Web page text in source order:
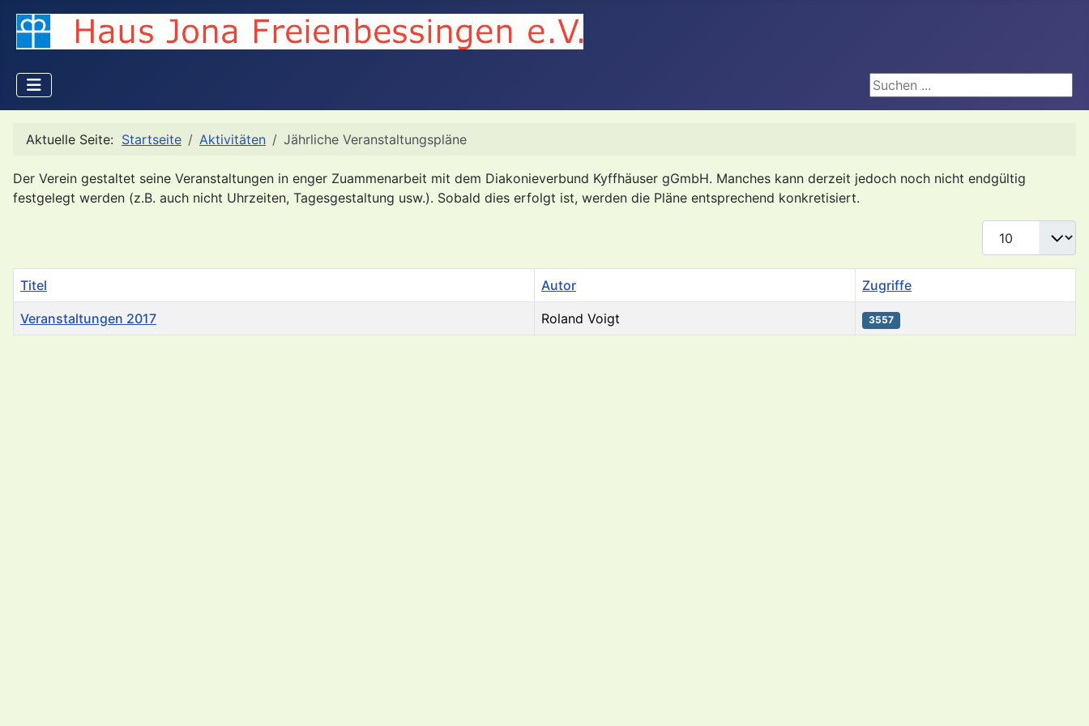
Suchen ...
Aktuelle Seite: Startseite Aktivitäten Jährliche Veranstaltungspläne
Der Verein gestaltet seine Veranstaltungen in enger Zuammenarbeit mit dem Diakonieverbund Kyffhäuser gGmbH. Manches kann derzeit jedoch noch nicht endgültig
festgelegt werden (z.B. auch nicht Uhrzeiten, Tagesgestaltung usw.). Sobald dies erfolgt ist, werden die Pläne entsprechend konkretisiert.
Anzeige #
Titel Autor Zugriffe
Veranstaltungen 2017 Roland Voigt 3557